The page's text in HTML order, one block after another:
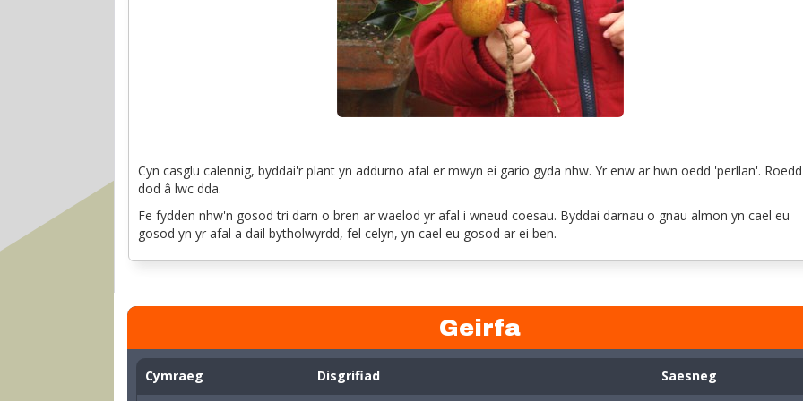
Cyn casglu calennig, byddai'r plant yn addurno afal er mwyn ei gario gyda nhw. Yr enw ar hwn oedd 'perllan'.
dod â lwc dda.
Fe fydden nhw'n gosod tri darn o bren ar waelod yr afal i wneud coesau. Byddai darnau o gnau almon yn cael eu
gosod yn yr afal a dail bytholwyrdd, fel celyn, yn cael eu gosod ar ei ben.
Geirfa
Cymraeg Disgrifiad Saesneg